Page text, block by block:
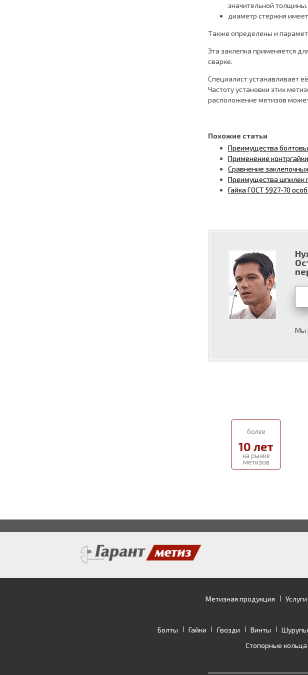
значительной толщины.
диаметр стержня
Также определены и
Эта заклепка применяется
сварке.
Специалист устанавливает
Частоту установки этих
расположение метизов
Похожие статьи
Преимущества
Применение
Сравнение
Преимущества шпилек
Гайка ГОСТ 5927-70
Мы
более
10 лет
на рынке
метизов
Метизная продукция Услуги
Болты Гайки Гвозди Винты
Стопорные кольца